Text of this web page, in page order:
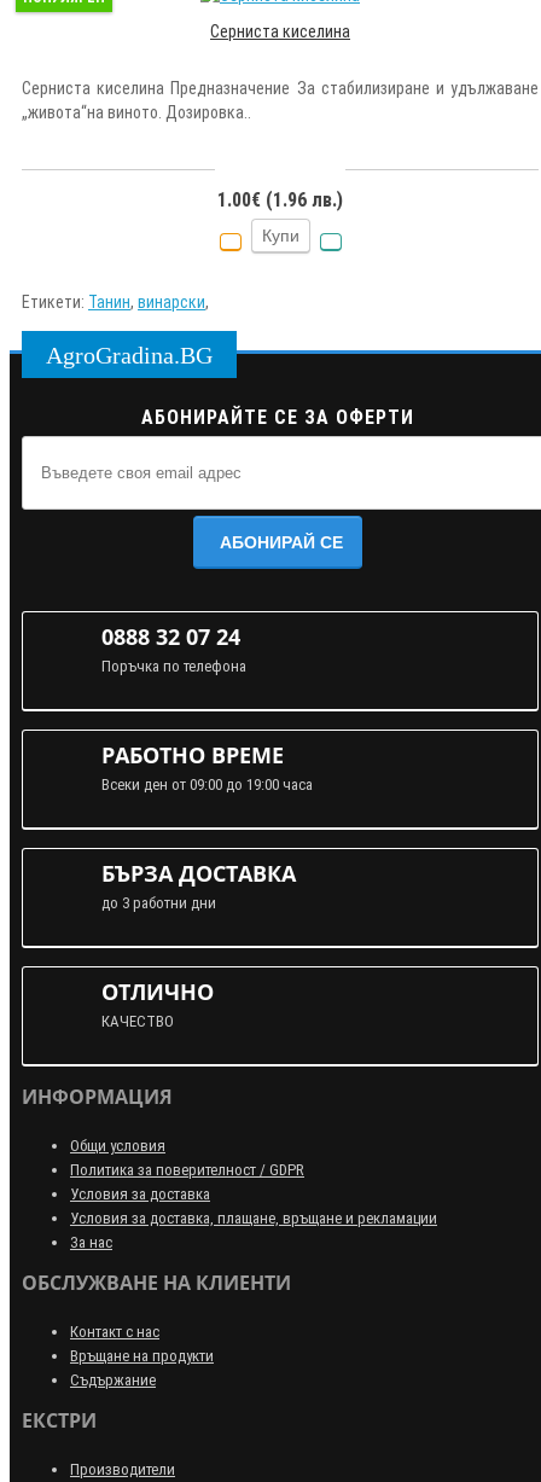
Серниста киселина
Серниста киселина Предназначение За стабилизиране и удължаване
„живота“на виното. Дозировка..
1.00€ (1.96 лв.)
Купи
Етикети: Танин, винарски,
AgroGradina.BG
АБОНИРАЙТЕ СЕ ЗА ОФЕРТИ
АБОНИРАЙ СЕ
0888 32 07 24
Поръчка по телефона
РАБОТНО ВРЕМЕ
Всеки ден от 09:00 до 19:00 часа
БЪРЗА ДОСТАВКА
до 3 работни дни
ОТЛИЧНО
КАЧЕСТВО
ИНФОРМАЦИЯ
Общи условия
Политика за поверителност / GDPR
Условия за доставка
Условия за доставка, плащане, връщане и рекламации
За нас
ОБСЛУЖВАНЕ НА КЛИЕНТИ
Контакт с нас
Връщане на продукти
Съдържание
ЕКСТРИ
Производители